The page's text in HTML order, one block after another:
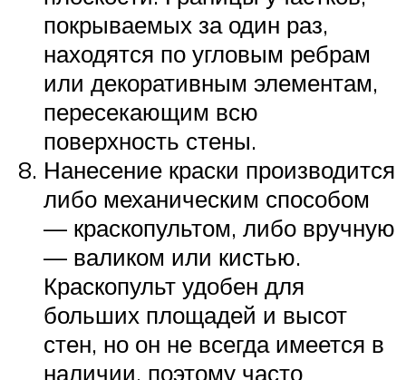
покрываемых за один раз,
находятся по угловым ребрам
или декоративным элементам,
пересекающим всю
поверхность стены.
Нанесение краски производится
либо механическим способом
— краскопультом, либо вручную
— валиком или кистью.
Краскопульт удобен для
больших площадей и высот
стен, но он не всегда имеется в
наличии, поэтому часто